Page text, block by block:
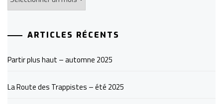
ARTICLES RÉCENTS
Partir plus haut – automne 2025
La Route des Trappistes – été 2025